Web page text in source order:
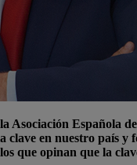
Asociación
en nuestro país y
que opinan que la